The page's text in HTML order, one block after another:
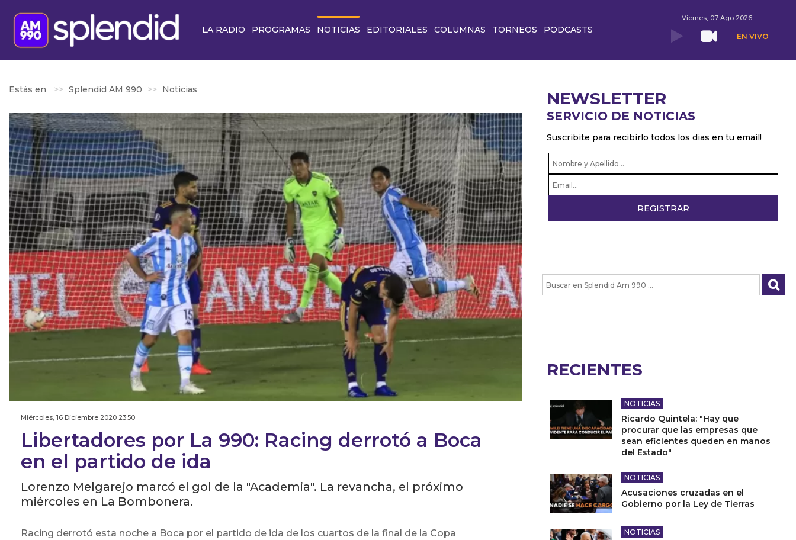
LA RADIO PROGRAMAS NOTICIAS EDITORIALES COLUMNAS TORNEOS PODCASTS
Viernes, 07 Ago 2026
EN VIVO
Estás en Splendid AM 990 Noticias
Miércoles, 16 Diciembre 2020 23:50
Libertadores por La 990: Racing derrotó a Boca
en el partido de ida
Lorenzo Melgarejo marcó el gol de la "Academia". La revancha, el próximo
miércoles en La Bombonera.
Racing derrotó esta noche a Boca por el partido de ida de los cuartos de la final de la Copa
NEWSLETTER
SERVICIO DE NOTICIAS
Suscribite para recibirlo todos los dias en tu email!
RECIENTES
NOTICIAS
Ricardo Quintela: "Hay que
procurar que las empresas que
sean eficientes queden en manos
del Estado"
NOTICIAS
Acusaciones cruzadas en el
Gobierno por la Ley de Tierras
NOTICIAS